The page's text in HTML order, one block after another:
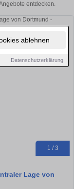
ablehnen
Datenschutzerklärung
entdecken.
1 / 3
Lage von